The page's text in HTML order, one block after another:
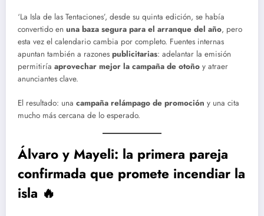
‘La Isla de las Tentaciones’, desde su quinta edición, se había
convertido en una baza segura para el arranque del año, pero
esta vez el calendario cambia por completo. Fuentes internas
apuntan también a razones publicitarias: adelantar la emisión
permitiría aprovechar mejor la campaña de otoño y atraer
anunciantes clave.
El resultado: una campaña relámpago de promoción y una cita
mucho más cercana de lo esperado.
Álvaro y Mayeli: la primera pareja
confirmada que promete incendiar la
isla 🔥